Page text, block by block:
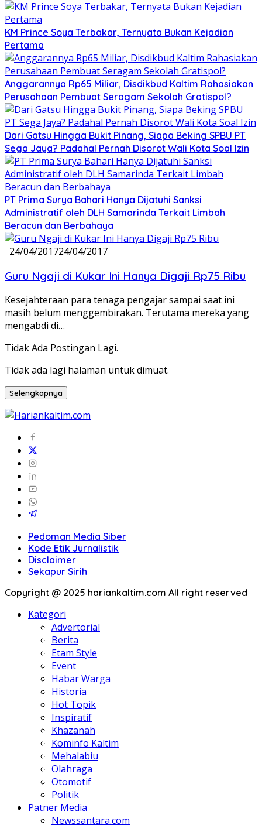
KM Prince Soya Terbakar, Ternyata Bukan Kejadian
Pertama
Anggarannya Rp65 Miliar, Disdikbud Kaltim Rahasiakan
Perusahaan Pembuat Seragam Sekolah Gratispol?
Dari Gatsu Hingga Bukit Pinang, Siapa Beking SPBU PT
Sega Jaya? Padahal Pernah Disorot Wali Kota Soal Izin
PT Prima Surya Bahari Hanya Dijatuhi Sanksi
Administratif oleh DLH Samarinda Terkait Limbah
Beracun dan Berbahaya
24/04/201724/04/2017
Guru Ngaji di Kukar Ini Hanya Digaji Rp75 Ribu
Kesejahteraan para tenaga pengajar sampai saat ini
masih belum menggembirakan. Terutama mereka yang
mengabdi di…
Tidak Ada Postingan Lagi.
Tidak ada lagi halaman untuk dimuat.
Selengkapnya
Pedoman Media Siber
Kode Etik Jurnalistik
Disclaimer
Sekapur Sirih
Copyright @ 2025 hariankaltim.com All right reserved
Kategori
Advertorial
Berita
Etam Style
Event
Habar Warga
Historia
Hot Topik
Inspiratif
Khazanah
Kominfo Kaltim
Mehalabiu
Olahraga
Otomotif
Politik
Patner Media
Newssantara.com